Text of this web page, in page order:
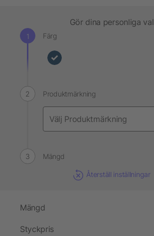
Gör dina personliga val
Färg
Produktmärkning
Mängd
Återställ inställningar
Mängd
Styckpris